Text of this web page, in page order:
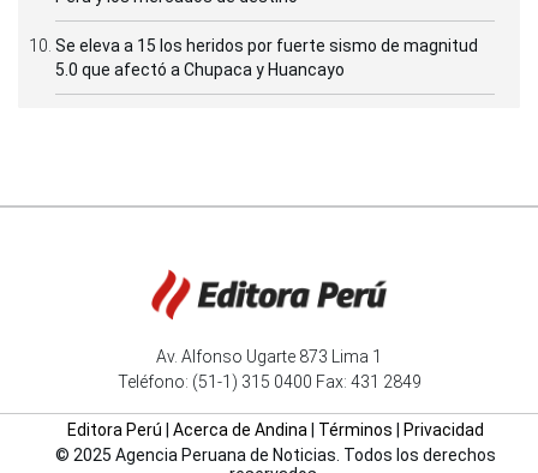
Se eleva a 15 los heridos por fuerte sismo de magnitud
5.0 que afectó a Chupaca y Huancayo
Av. Alfonso Ugarte 873 Lima 1
Teléfono: (51-1) 315 0400 Fax: 431 2849
Editora Perú Acerca de Andina Términos
Privacidad
© 2025 Agencia Peruana de Noticias. Todos los derechos